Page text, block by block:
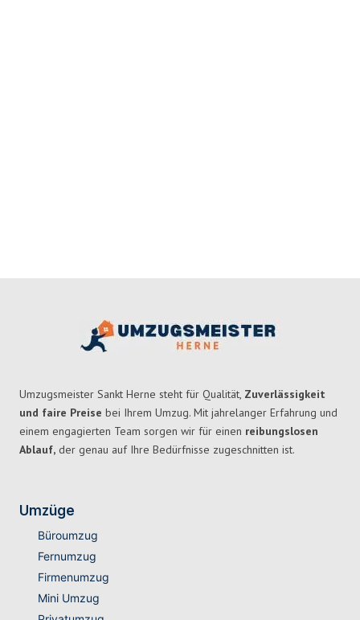
Umzugsmeister Sankt Herne steht für Qualität, Zuverlässigkeit
und faire Preise bei Ihrem Umzug. Mit jahrelanger Erfahrung und
einem engagierten Team sorgen wir für einen reibungslosen
Ablauf, der genau auf Ihre Bedürfnisse zugeschnitten ist.
Umzüge
Büroumzug
Fernumzug
Firmenumzug
Mini Umzug